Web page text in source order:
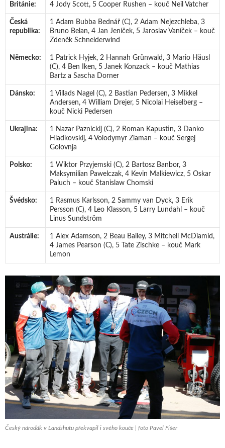
Británie:
4 Jody Scott, 5 Cooper Rushen – kouč Neil Vatcher
Česká
republika:
1 Adam Bubba Bednář (C), 2 Adam Nejezchleba, 3
Bruno Belan, 4 Jan Jeníček, 5 Jaroslav Vaníček – kouč
Zdeněk Schneiderwind
Německo:
1 Patrick Hyjek, 2 Hannah Grünwald, 3 Mario Häusl
(C), 4 Ben Iken, 5 Janek Konzack – kouč Mathias
Bartz a Sascha Dorner
Dánsko:
1 Villads Nagel (C), 2 Bastian Pedersen, 3 Mikkel
Andersen, 4 William Drejer, 5 Nicolai Heiselberg –
kouč Nicki Pedersen
Ukrajina:
1 Nazar Paznickij (C), 2 Roman Kapustin, 3 Danko
Hladkovskij, 4 Volodymyr Zlaman – kouč Sergej
Golovnja
Polsko:
1 Wiktor Przyjemski (C), 2 Bartosz Banbor, 3
Maksymilian Pawelczak, 4 Kevin Malkiewicz, 5 Oskar
Paluch – kouč Stanislaw Chomski
Švédsko:
1 Rasmus Karlsson, 2 Sammy van Dyck, 3 Erik
Persson (C), 4 Leo Klasson, 5 Larry Lundahl – kouč
Linus Sundström
Austrálie:
1 Alex Adamson, 2 Beau Bailey, 3 Mitchell McDiamid,
4 James Pearson (C), 5 Tate Zischke – kouč Mark
Lemon
Český nároďák v Landshutu překvapil i svého kouče | foto Pavel Fišer